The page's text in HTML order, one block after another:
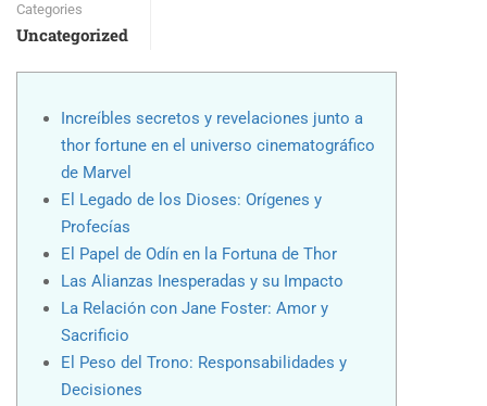
Categories
Uncategorized
Increíbles secretos y revelaciones junto a
thor fortune en el universo cinematográfico
de Marvel
El Legado de los Dioses: Orígenes y
Profecías
El Papel de Odín en la Fortuna de Thor
Las Alianzas Inesperadas y su Impacto
La Relación con Jane Foster: Amor y
Sacrificio
El Peso del Trono: Responsabilidades y
Decisiones